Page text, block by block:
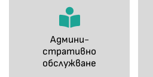
Админи-
стративно
обслужване